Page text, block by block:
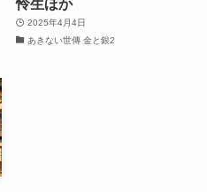
怜生ほか
2025年4月4日
あきない世傳 金と銀2